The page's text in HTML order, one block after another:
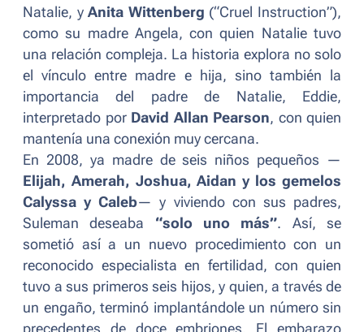
Natalie, yAnita Wittenberg (“Cruel Instruction”),
como su madre Angela, con quien Natalie tuvo
una relación compleja. La historia explora no solo
el vínculo entre madre e hija, sino también la
importancia del padre de Natalie, Eddie,
interpretado por David Allan Pearson, con quien
mantenía una conexión muy cercana.
En 2008, ya madre de seis niños pequeños —
Elijah, Amerah, Joshua, Aidan y los gemelos
Calyssa y Caleb— y viviendo con sus padres,
Suleman deseaba “solo uno más”. Así, se
sometió así a un nuevo procedimiento con un
reconocido especialista en fertilidad, con quien
tuvo a sus primeros seis hijos, y quien, a través de
un engaño, terminó implantándole un número sin
precedentes de doce embriones. El embarazo